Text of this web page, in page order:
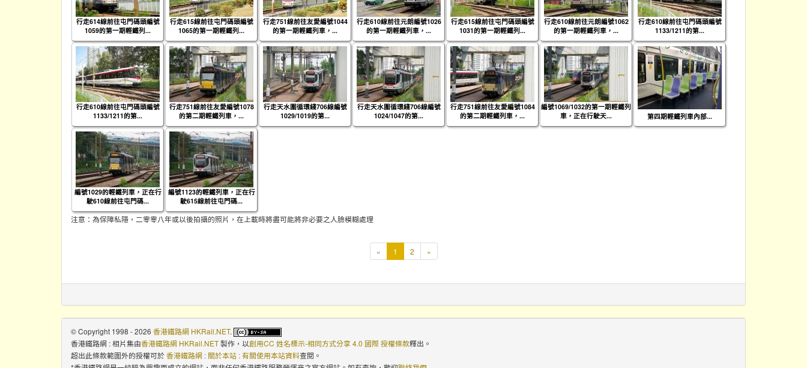
行走614線前往屯門碼頭編號
1059的第一期輕鐵列...
行走615線前往屯門碼頭編號
1065的第一期輕鐵列...
行走751線前往友愛編號1044
的第一期輕鐵列車，...
行走610線前往元朗編號1026
的第一期輕鐵列車，...
行走615線前往屯門碼頭編號
1031的第一期輕鐵列...
行走610線前往元朗編號1062
的第一期輕鐵列車，...
行走610線前往屯門碼頭編號
1133/1211的第...
行走610線前往屯門碼頭編號
1133/1211的第...
行走751線前往友愛編號1078
的第二期輕鐵列車，...
行走天水圍循環綫706線編號
1029/1019的第...
行走天水圍循環綫706線編號
1024/1047的第...
行走751線前往友愛編號1084
的第二期輕鐵列車，...
編號1069/1032的第一期輕鐵列
車，正在行駛天...
第四期輕鐵列車內部...
編號1029的輕鐵列車，正在行
駛610線前往屯門碼...
編號1123的輕鐵列車，正在行
駛615線前往屯門碼...
注意：為保障私隱，二零零八年或以後拍攝的照片，在上載時將盡可能將非必要之人臉模糊處理
« 1
頁
2 »
© Copyright 1998 - 2026 香港鐵路網 HKRail.NET.
香港鐵路網 : 相片集由香港鐵路網 HKRail.NET製作，以創用CC 姓名標示-相同方式分享 4.0 國際 授權條款釋出。
超出此條款範圍外的授權可於香港鐵路網 : 關於本站 : 有關使用本站資料查閱。